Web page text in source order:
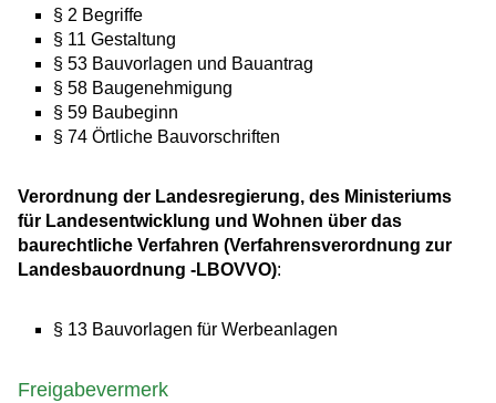
§ 2 Begriffe
§ 11 Gestaltung
§ 53 Bauvorlagen und Bauantrag
§ 58 Baugenehmigung
§ 59 Baubeginn
§ 74 Örtliche Bauvorschriften
Verordnung der Landesregierung, des Ministeriums
für Landesentwicklung und Wohnen über das
baurechtliche Verfahren (Verfahrensverordnung zur
Landesbauordnung -LBOVVO):
§ 13 Bauvorlagen für Werbeanlagen
Freigabevermerk